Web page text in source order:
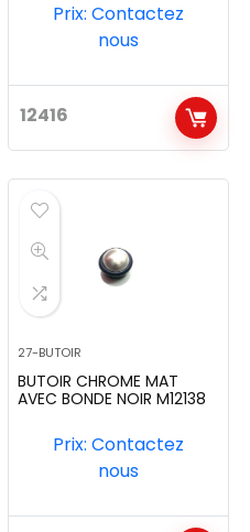
12416
Prix: Contactez
nous
27-BUTOIR
BUTOIR CHROME MAT
AVEC BONDE NOIR M12138
Prix: Contactez
nous